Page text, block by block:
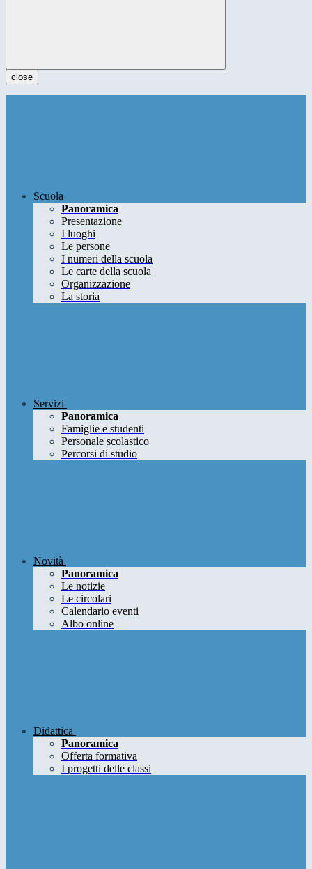
close
Scuola
Panoramica
Presentazione
I luoghi
Le persone
I numeri della scuola
Le carte della scuola
Organizzazione
La storia
Servizi
Panoramica
Famiglie e studenti
Personale scolastico
Percorsi di studio
Novità
Panoramica
Le notizie
Le circolari
Calendario eventi
Albo online
Didattica
Panoramica
Offerta formativa
I progetti delle classi